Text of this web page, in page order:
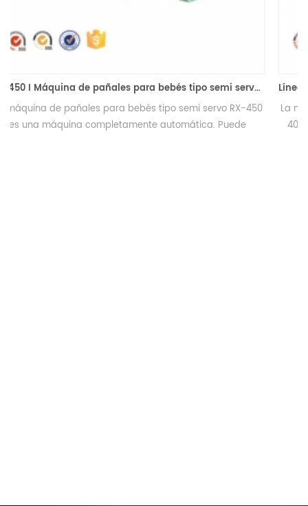
Línea de producción de pañales para bebés tipo motor inversor RX-400
La máquina de pañales para bebés tipo motor inversor RX-
400 es una máquina económica para pañales de bebés